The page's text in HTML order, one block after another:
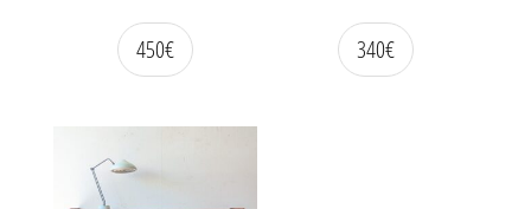
450€ 340€